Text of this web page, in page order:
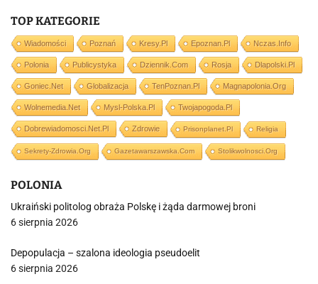
TOP KATEGORIE
Wiadomości Poznań Kresy.pl Epoznan.pl Nczas.info
Polonia Publicystyka Dziennik.com Rosja Dlapolski.pl
Goniec.net Globalizacja TenPoznan.pl Magnapolonia.org
Wolnemedia.net Mysl-Polska.pl Twojapogoda.pl
Dobrewiadomosci.net.pl Zdrowie Prisonplanet.pl Religia
Sekrety-Zdrowia.org Gazetawarszawska.com Stolikwolnosci.org
POLONIA
Ukraiński politolog obraża Polskę i żąda darmowej broni
6 sierpnia 2026
Depopulacja – szalona ideologia pseudoelit
6 sierpnia 2026